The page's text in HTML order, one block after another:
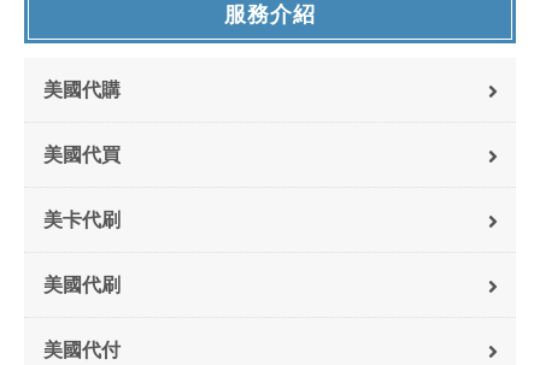
服務介紹
美國代購
美國代買
美卡代刷
美國代刷
美國代付